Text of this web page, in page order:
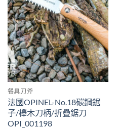
餐具刀斧
法國OPINEL-No.18碳鋼鋸
子/櫸木刀柄/折疊鋸刀
OPI_001198